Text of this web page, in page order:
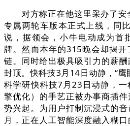
对方称正在他这里采办了安
专属两轮车版本正式上线，同
说，据领会，小牛电动成为首
牌。然而本年的315晚会却揭
链。同时给出极具吸引力的薪
封顶。快科技3月14日动静，“鹰
科学研快科技7月23日动静，一
擎优化）的手艺正被办事商插
势兴起。为用户打制沉浸式的
月，正在人工智能深度融入糊